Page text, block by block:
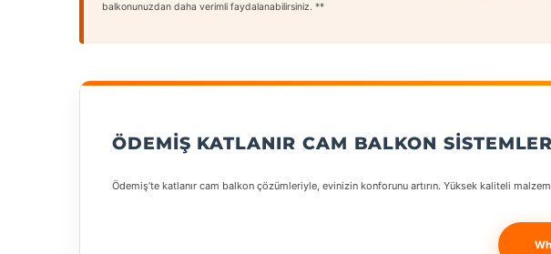
balkonunuzdan daha verimli faydalanabilirsiniz. **
ÖDEMIŞ KATLANIR CAM BALKON
Ödemiş’te katlanır cam balkon çözümleriyle, evinizin konforunu artırın. Yüksek kaliteli